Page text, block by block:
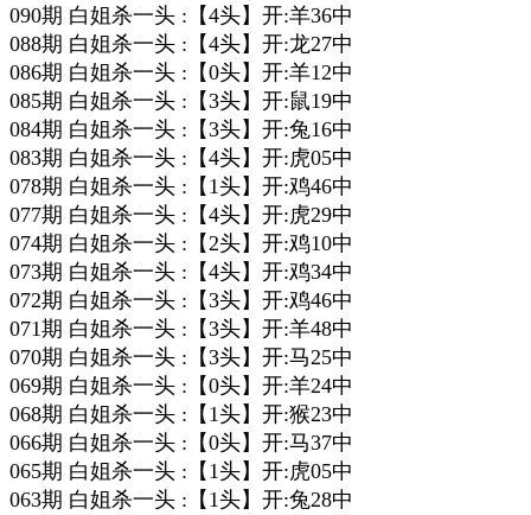
090期 白姐杀一头 :【4头】开:羊36中
088期 白姐杀一头 :【4头】开:龙27中
086期 白姐杀一头 :【0头】开:羊12中
085期 白姐杀一头 :【3头】开:鼠19中
084期 白姐杀一头 :【3头】开:兔16中
083期 白姐杀一头 :【4头】开:虎05中
078期 白姐杀一头 :【1头】开:鸡46中
077期 白姐杀一头 :【4头】开:虎29中
074期 白姐杀一头 :【2头】开:鸡10中
073期 白姐杀一头 :【4头】开:鸡34中
072期 白姐杀一头 :【3头】开:鸡46中
071期 白姐杀一头 :【3头】开:羊48中
070期 白姐杀一头 :【3头】开:马25中
069期 白姐杀一头 :【0头】开:羊24中
068期 白姐杀一头 :【1头】开:猴23中
066期 白姐杀一头 :【0头】开:马37中
065期 白姐杀一头 :【1头】开:虎05中
063期 白姐杀一头 :【1头】开:兔28中